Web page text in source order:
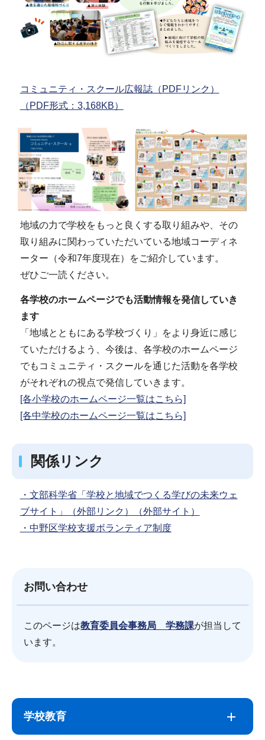
コミュニティ・スクール広報誌（PDFリンク）
（PDF形式：3,168KB）
地域の力で学校をもっと良くする取り組みや、その
取り組みに関わっていただいている地域コーディネ
ーター（令和7年度現在）をご紹介しています。
ぜひご一読ください。
各学校のホームページでも活動情報を発信していき
ます
「地域とともにある学校づくり」をより身近に感じ
ていただけるよう、今後は、各学校のホームページ
でもコミュニティ・スクールを通じた活動を各学校
がそれぞれの視点で発信していきます。
[各小学校のホームページ一覧はこちら]
[各中学校のホームページ一覧はこちら]
関係リンク
・文部科学省「学校と地域でつくる学びの未来ウェ
ブサイト」（外部リンク）（外部サイト）
・中野区学校支援ボランティア制度
お問い合わせ
このページは教育委員会事務局 学務課が担当して
います。
こ
学校教育